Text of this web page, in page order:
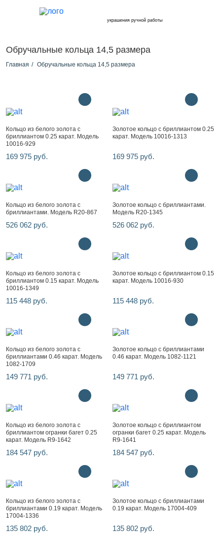
украшения ручной работы
Обручальные кольца 14,5 размера
Главная Обручальные кольца 14,5 размера
Кольцо из белого золота с
бриллиантом 0.25 карат. Модель
10016-929
169 975 руб.
Золотое кольцо с бриллиантом 0.25
карат. Модель 10016-1313
169 975 руб.
Кольцо из белого золота с
бриллиантами. Модель R20-867
526 062 руб.
Золотое кольцо с бриллиантами.
Модель R20-1345
526 062 руб.
Кольцо из белого золота с
бриллиантом 0.15 карат. Модель
10016-1349
115 448 руб.
Золотое кольцо с бриллиантом 0.15
карат. Модель 10016-930
115 448 руб.
Кольцо из белого золота с
бриллиантами 0.46 карат. Модель
1082-1709
149 771 руб.
Золотое кольцо с бриллиантами
0.46 карат. Модель 1082-1121
149 771 руб.
Кольцо из белого золота с
бриллиантом огранки багет 0.25
карат. Модель R9-1642
184 547 руб.
Золотое кольцо с бриллиантом
огранки багет 0.25 карат. Модель
R9-1641
184 547 руб.
Кольцо из белого золота с
бриллиантами 0.19 карат. Модель
17004-1336
135 802 руб.
Золотое кольцо с бриллиантами
0.19 карат. Модель 17004-409
135 802 руб.